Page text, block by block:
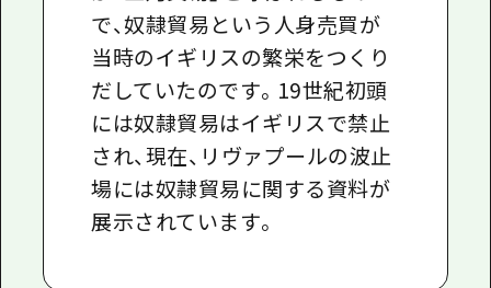
で、奴隷貿易という人身売買が
当時のイギリスの繁栄をつくり
だしていたのです。19世紀初頭
には奴隷貿易はイギリスで禁止
され、現在、リヴァプールの波止
場には奴隷貿易に関する資料が
展示されています。